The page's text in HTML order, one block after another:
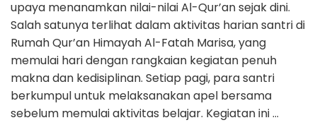
upaya menanamkan nilai-nilai Al-Qur’an sejak dini.
Salah satunya terlihat dalam aktivitas harian santri di
Rumah Qur’an Himayah Al-Fatah Marisa, yang
memulai hari dengan rangkaian kegiatan penuh
makna dan kedisiplinan. Setiap pagi, para santri
berkumpul untuk melaksanakan apel bersama
sebelum memulai aktivitas belajar. Kegiatan ini …